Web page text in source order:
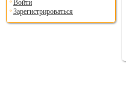
Войти
Зарегистрироваться